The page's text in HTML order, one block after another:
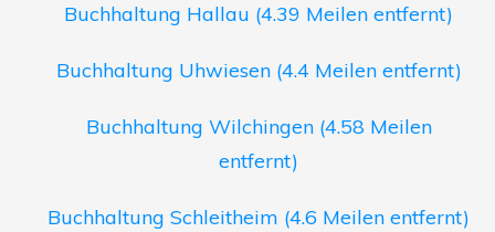
Buchhaltung Hallau (4.39 Meilen entfernt)
Buchhaltung Uhwiesen (4.4 Meilen entfernt)
Buchhaltung Wilchingen (4.58 Meilen
entfernt)
Buchhaltung Schleitheim (4.6 Meilen entfernt)